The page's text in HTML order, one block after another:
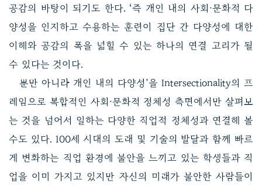
공감의 바탕이 되기도 한다. ‘즉 개인 내의 사회·문화적 다
양성을 인지하고 수용하는 훈련이 집단 간 다양성에 대한
이해와 공감의 폭을 넓힐 수 있는 하나의 연결 고리가 될
수 있다는 것이다.
뿐만 아니라 개인 내의 다양성’을 Intersectionality의 프
레임으로 복합적인 사회·문화적 정체성 측면에서만 살펴보
는 것을 넘어서 일하는 다양한 직업적 정체성과 연결해 볼
수도 있다. 100세 시대의 도래 및 기술의 발달과 함께 빠르
게 변화하는 직업 환경에 불안을 느끼고 있는 학생들과 직
업을 이미 가지고 있지만 자신의 미래가 불안한 사람들이